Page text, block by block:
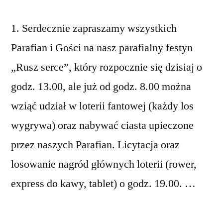
1. Serdecznie zapraszamy wszystkich
Parafian i Gości na nasz parafialny festyn
„Rusz serce”, który rozpocznie się dzisiaj o
godz. 13.00, ale już od godz. 8.00 można
wziąć udział w loterii fantowej (każdy los
wygrywa) oraz nabywać ciasta upieczone
przez naszych Parafian. Licytacja oraz
losowanie nagród głównych loterii (rower,
express do kawy, tablet) o godz. 19.00. …